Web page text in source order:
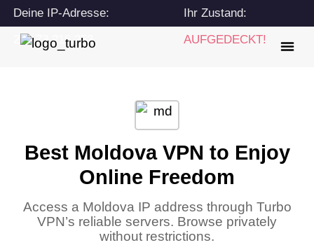
Deine IP-Adresse:
216.73.216.253
Ihr Zustand:
AUFGEDECKT!
Best Moldova VPN to Enjoy
Online Freedom
Access a Moldova IP address through Turbo
VPN’s reliable servers. Browse privately
without restrictions.